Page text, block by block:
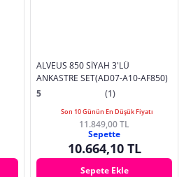
ALVEUS 850 SİYAH 3'LÜ
ANKASTRE SET(AD07-A10-AF850)
5
(1)
Son 10 Günün En Düşük Fiyatı
11.849,00 TL
Sepette
10.664,10 TL
Sepete Ekle